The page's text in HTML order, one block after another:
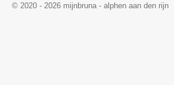
© 2020 - 2026 mijnbruna - alphen aan den rijn